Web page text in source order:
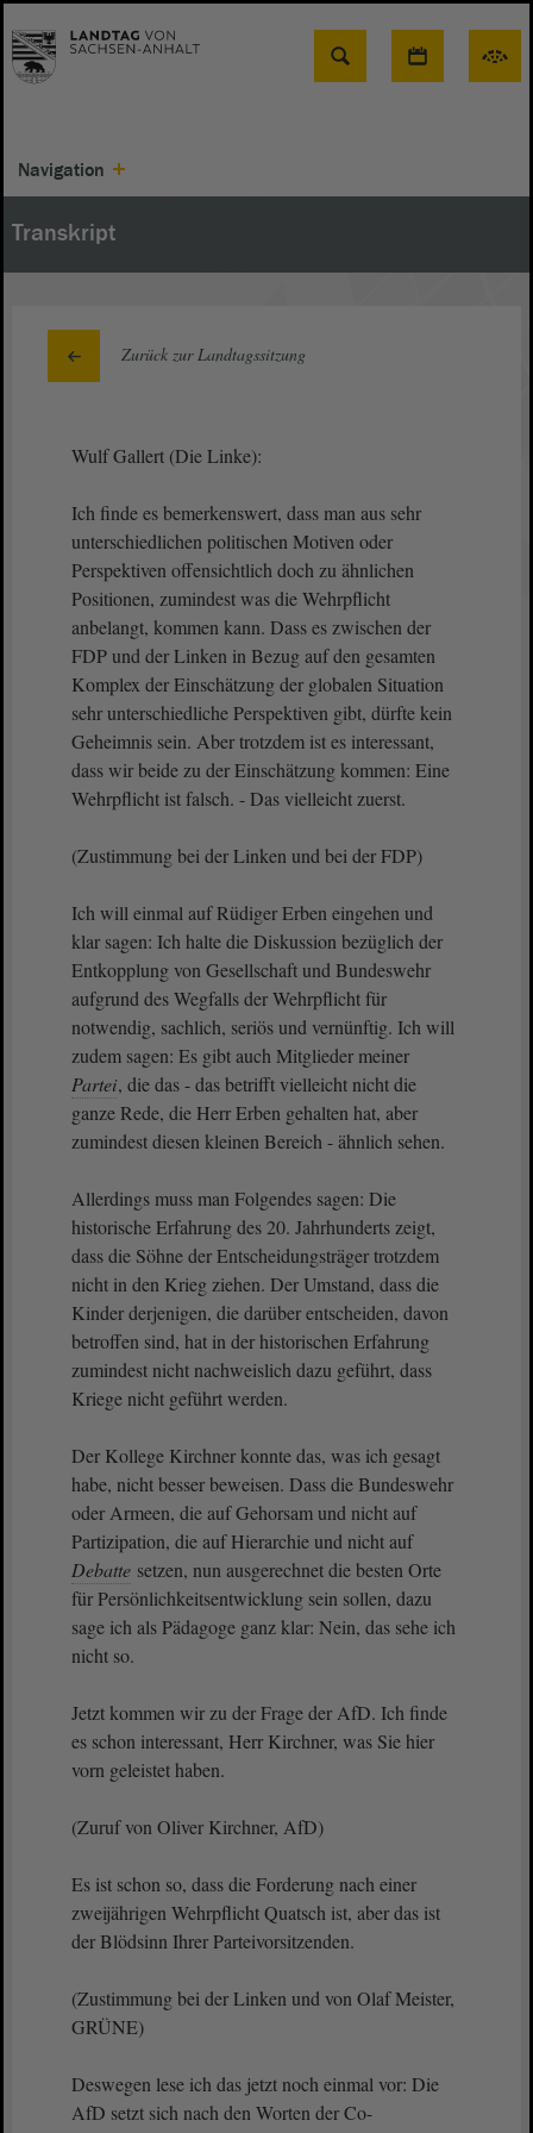
Suche
Navigation
Transkript
Zurück zur Landtagssitzung
Wulf Gallert (Die Linke):
Ich finde es bemerkenswert, dass man aus sehr
unterschiedlichen politischen Motiven oder
Perspektiven offensichtlich doch zu ähnlichen
Positionen, zumindest was die Wehrpflicht
anbelangt, kommen kann. Dass es zwischen der
FDP und der Linken in Bezug auf den gesamten
Komplex der Einschätzung der globalen Situation
sehr unterschiedliche Perspektiven gibt, dürfte kein
Geheimnis sein. Aber trotzdem ist es interessant,
dass wir beide zu der Einschätzung kommen: Eine
Wehrpflicht ist falsch. - Das vielleicht zuerst.
(Zustimmung bei der Linken und bei der FDP)
Ich will einmal auf Rüdiger Erben eingehen und
klar sagen: Ich halte die Diskussion bezüglich der
Entkopplung von Gesellschaft und Bundeswehr
aufgrund des Wegfalls der Wehrpflicht für
notwendig, sachlich, seriös und vernünftig. Ich will
zudem sagen: Es gibt auch Mitglieder meiner
Partei, die das - das betrifft vielleicht nicht die
ganze Rede, die Herr Erben gehalten hat, aber
zumindest diesen kleinen Bereich - ähnlich sehen.
Allerdings muss man Folgendes sagen: Die
historische Erfahrung des 20. Jahrhunderts zeigt,
dass die Söhne der Entscheidungsträger trotzdem
nicht in den Krieg ziehen. Der Umstand, dass die
Kinder derjenigen, die darüber entscheiden, davon
betroffen sind, hat in der historischen Erfahrung
zumindest nicht nachweislich dazu geführt, dass
Kriege nicht geführt werden.
Der Kollege Kirchner konnte das, was ich gesagt
habe, nicht besser beweisen. Dass die Bundeswehr
oder Armeen, die auf Gehorsam und nicht auf
Partizipation, die auf Hierarchie und nicht auf
Debatte setzen, nun ausgerechnet die besten Orte
für Persönlichkeitsentwicklung sein sollen, dazu
sage ich als Pädagoge ganz klar: Nein, das sehe ich
nicht so.
Jetzt kommen wir zu der Frage der AfD. Ich finde
es schon interessant, Herr Kirchner, was Sie hier
vorn geleistet haben.
(Zuruf von Oliver Kirchner, AfD)
Es ist schon so, dass die Forderung nach einer
zweijährigen Wehrpflicht Quatsch ist, aber das ist
der Blödsinn Ihrer Parteivorsitzenden.
(Zustimmung bei der Linken und von Olaf Meister,
GRÜNE)
Deswegen lese ich das jetzt noch einmal vor: Die
AfD setzt sich nach den Worten der Co-